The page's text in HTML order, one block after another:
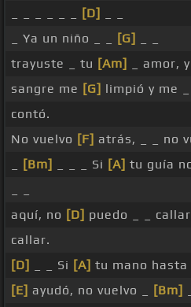
[D]
_ Ya un niño _ _
[G]
trayuste _ tu [Am] _ amor, y
sangre me [G] limpió y me _
contó.
No vuelvo [F] atrás, _ _ no
[Bm] _ _ _ Si [A] tu guía
aquí, no [D] puedo _ _
callar.
[D]
_ _ Si [A] tu mano hasta
[E] ayudó, no vuelvo _ [Bm]